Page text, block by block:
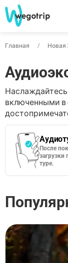
Главная Новая
включенными в
После
туре.